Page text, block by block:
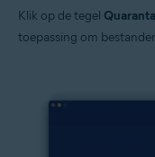
Klik op de tegel
toepassing om